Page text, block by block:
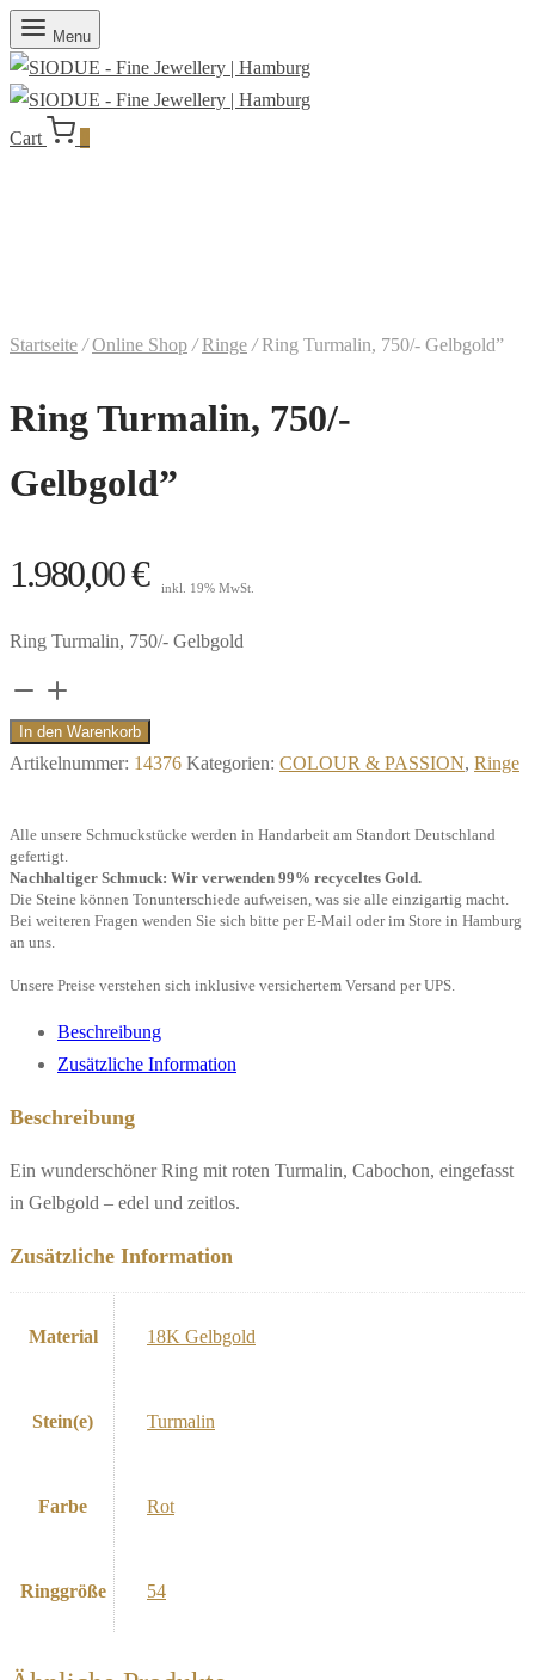
Menu
Cart
Startseite / Online Shop / Ringe /Ring Turmalin, 750/- Gelbgold”
Ring Turmalin, 750/-
Gelbgold”
1.980,00€ inkl. 19% MwSt.
Ring Turmalin, 750/- Gelbgold
Ring
Turmalin,
750/-
In den Warenkorb
Artikelnummer: 14376 Kategorien: COLOUR & PASSION, Ringe
Alle unsere Schmuckstücke werden in Handarbeit am Standort Deutschland
gefertigt.
Nachhaltiger Schmuck: Wir verwenden 99% recyceltes Gold.
Die Steine können Tonunterschiede aufweisen, was sie alle einzigartig macht.
Bei weiteren Fragen wenden Sie sich bitte per E-Mail oder im Store in Hamburg
an uns.
Unsere Preise verstehen sich inklusive versichertem Versand per UPS.
Beschreibung
Zusätzliche Information
Beschreibung
Ein wunderschöner Ring mit roten Turmalin, Cabochon, eingefasst
in Gelbgold – edel und zeitlos.
Zusätzliche Information
Material 18K Gelbgold
Stein(e) Turmalin
Farbe Rot
Ringgröße 54